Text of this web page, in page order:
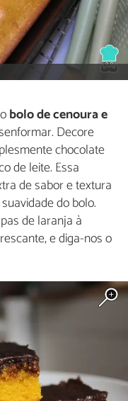
bolo de cenoura e
Decore
chocolate
de leite. Essa
de sabor e textura
do bolo.
de laranja à
e diga-nos o